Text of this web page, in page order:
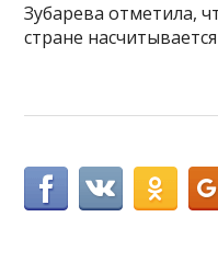
Зубарева отметила,
стране